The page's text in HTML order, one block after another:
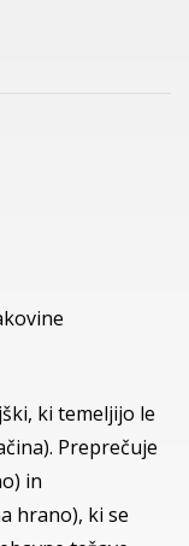
ki temeljijo le
Preprečuje
in
hrano), ki se